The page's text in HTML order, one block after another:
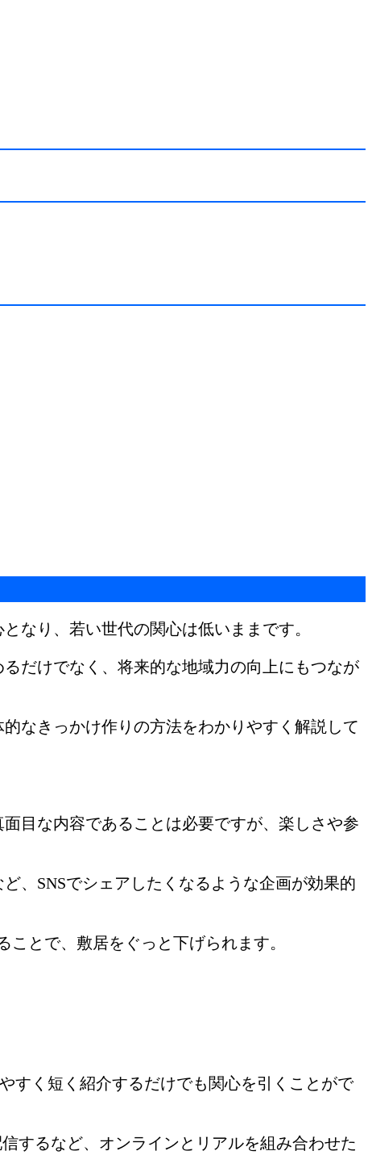
なり、若い世代の関心は低いままです。
だけでなく、将来的な地域力の向上にもつなが
なきっかけ作りの方法をわかりやすく解説して
目な内容であることは必要ですが、楽しさや参
、SNSでシェアしたくなるような企画が効果的
とで、敷居をぐっと下げられます。
すく短く紹介するだけでも関心を引くことがで
するなど、オンラインとリアルを組み合わせた